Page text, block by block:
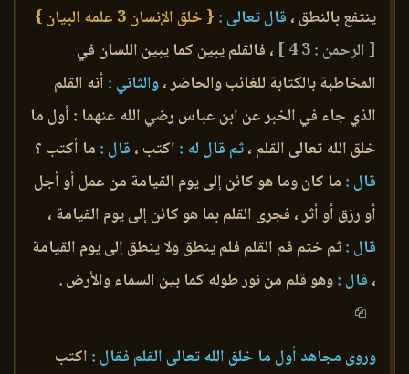
ينتفع بالنطق ، قال تعالى : { خلق الإنسان 3 علمه البيان }
[ الرحمن : 3 4 ]
، فالقلم يبين كما يبين اللسان في
المخاطبة بالكتابة للغائب والحاضر ،والثاني : أنه القلم
الذي جاء في الخبر عن ابن عباس رضي الله عنهما : أول ما
خلق الله تعالى القلم ،ثم قال له : اكتب ، قال : ما أكتب ؟
قال : ما كان وما هو كائن إلى يوم القيامة من عمل أو أجل
أو رزق أو أثر ، فجرى القلم بما هو كائن إلى يوم القيامة ،
قال :ثم ختم فم القلم فلم ينطق ولا ينطق إلى يوم القيامة
، قال :وهو قلم من نور طوله كما بين السماء والأرض .
وروى مجاهد أول ما خلق الله تعالى القلم فقال : اكتب